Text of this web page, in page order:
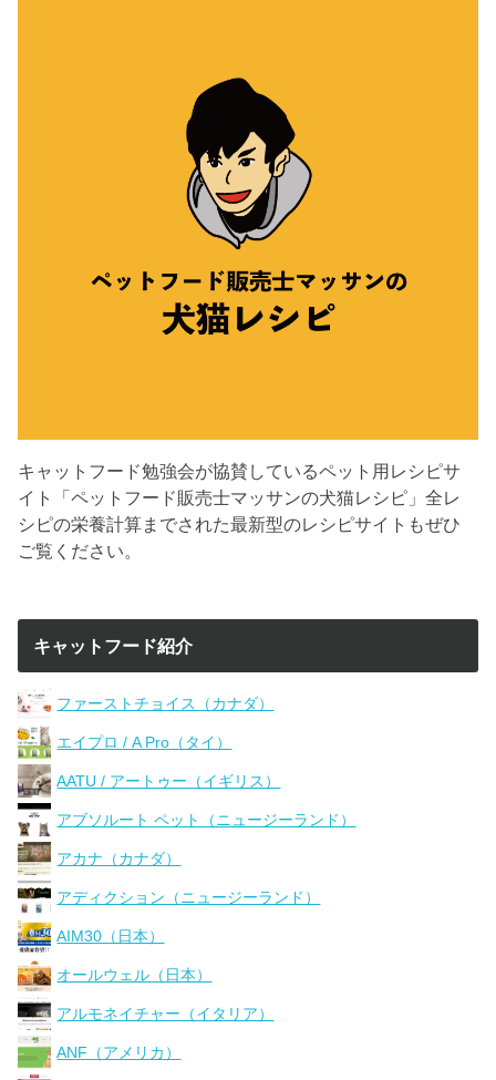
キャットフード勉強会が協賛しているペット用レシピサ
イト「ペットフード販売士マッサンの犬猫レシピ」全レ
シピの栄養計算までされた最新型のレシピサイトもぜひ
ご覧ください。
キャットフード紹介
ファーストチョイス（カナダ）
エイプロ / A Pro（タイ）
AATU / アートゥー（イギリス）
アブソルート ペット（ニュージーランド）
アカナ（カナダ）
アディクション（ニュージーランド）
AIM30（日本）
オールウェル（日本）
アルモネイチャー（イタリア）
ANF（アメリカ）